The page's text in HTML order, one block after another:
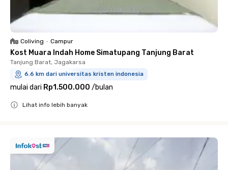
Coliving • Campur
Kost Muara Indah Home Simatupang Tanjung Barat
Tanjung Barat, Jagakarsa
6.6 km dari universitas kristen indonesia
mulai dari Rp1.500.000 /bulan
Lihat info lebih banyak